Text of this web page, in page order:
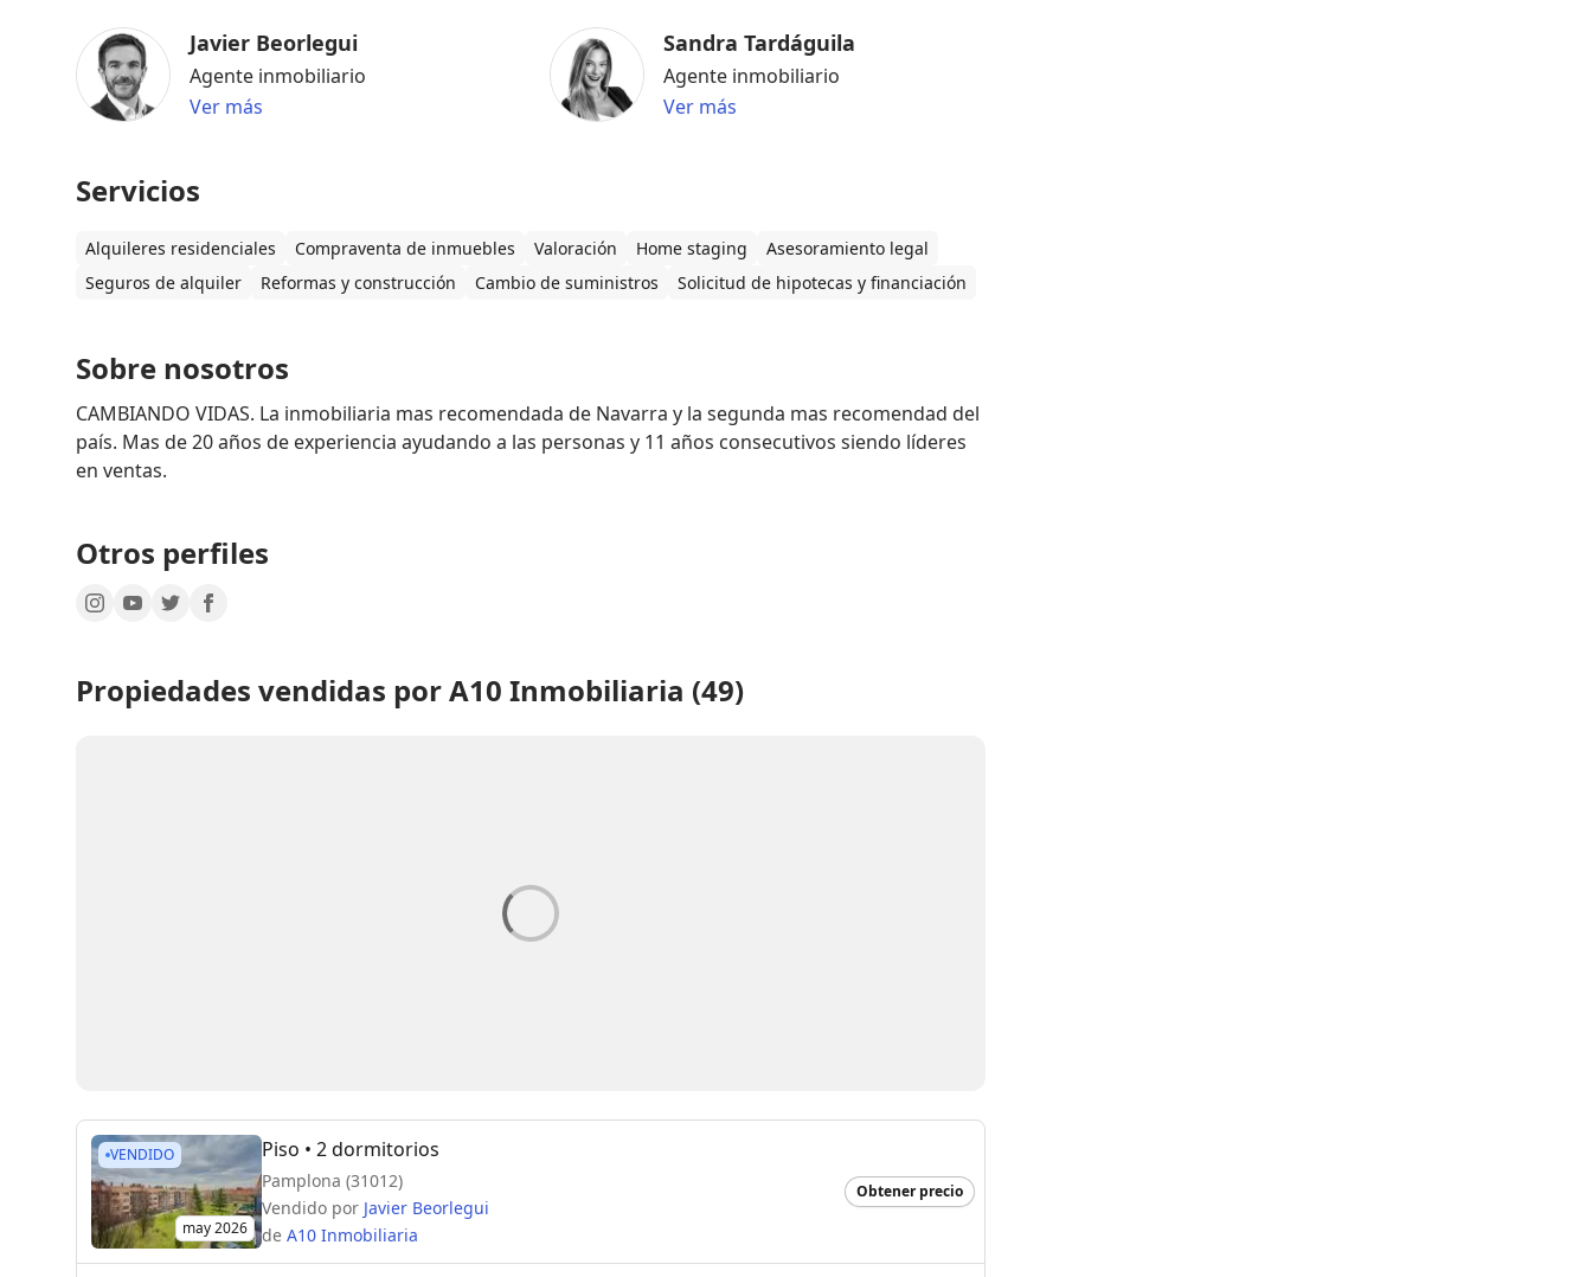
Javier Beorlegui
Agente inmobiliario
Ver más
Sandra Tardáguila
Agente inmobiliario
Ver más
Servicios
Alquileres residenciales Compraventa de inmuebles Valoración Home staging
Asesoramiento legal
Seguros de alquiler
Reformas y construcción Cambio de suministros Solicitud de hipotecas y financiación
Sobre nosotros
CAMBIANDO VIDAS. La inmobiliaria mas recomendada de Navarra y la segunda mas recomendad del
país. Mas de 20 años de experiencia ayudando a las personas y 11 años consecutivos siendo líderes
en ventas.
Otros perfiles
Propiedades vendidas por A10 Inmobiliaria (49)
VENDIDO
may 2026
Piso • 2 dormitorios
Pamplona (31012)
Vendido por Javier Beorlegui
de A10 Inmobiliaria
Obtener precio